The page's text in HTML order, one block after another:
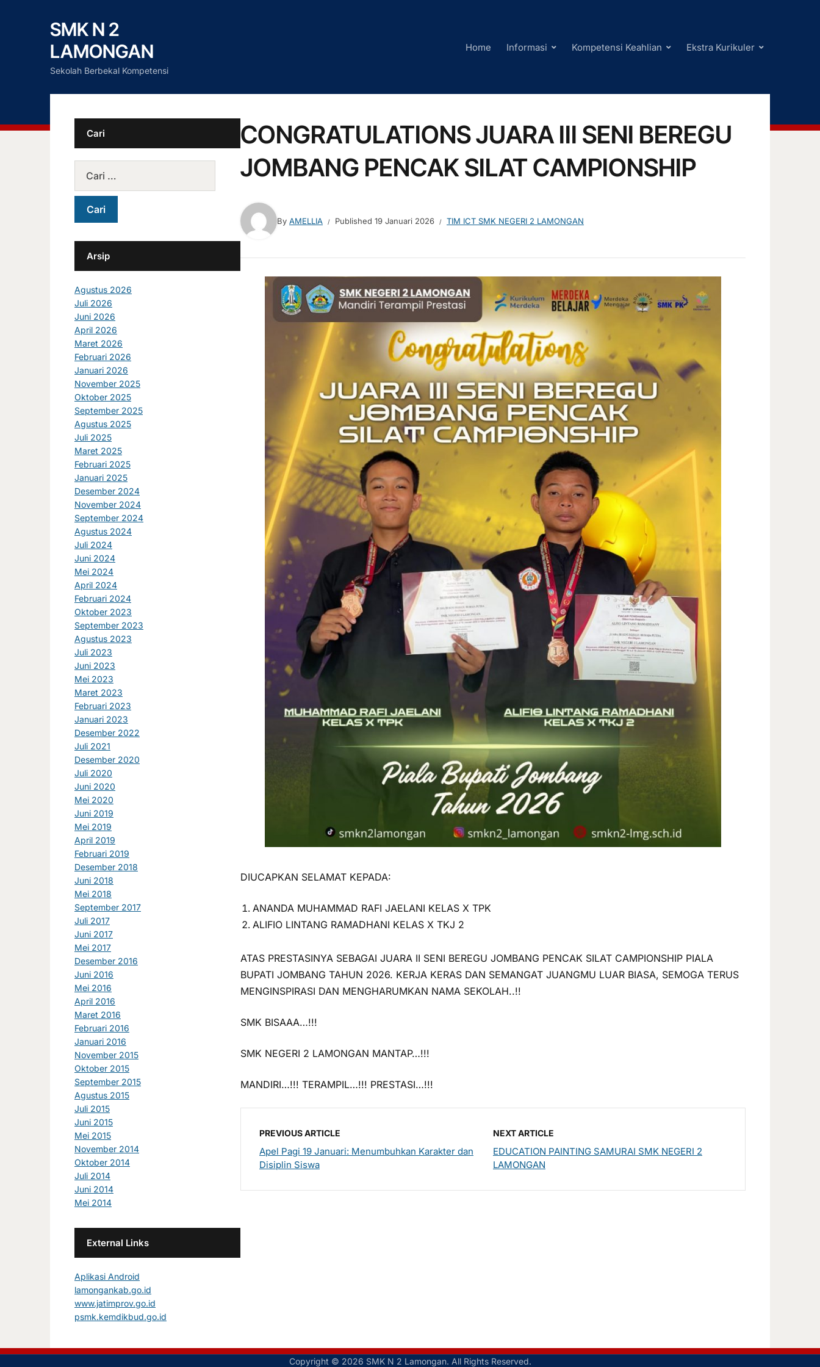
SMK N 2
LAMONGAN
Sekolah Berbekal Kompetensi
Home Informasi Kompetensi Keahlian Ekstra Kurikuler
CONGRATULATIONS JUARA III SENI BEREGU
JOMBANG PENCAK SILAT CAMPIONSHIP
By AMELLIA Published 19 Januari 2026 TIM ICT SMK NEGERI 2 LAMONGAN
DIUCAPKAN SELAMAT KEPADA:
ANANDA MUHAMMAD RAFI JAELANI KELAS X TPK
ALIFIO LINTANG RAMADHANI KELAS X TKJ 2
ATAS PRESTASINYA SEBAGAI JUARA II SENI BEREGU JOMBANG PENCAK SILAT CAMPIONSHIP PIALA
BUPATI JOMBANG TAHUN 2026. KERJA KERAS DAN SEMANGAT JUANGMU LUAR BIASA, SEMOGA TERUS
MENGINSPIRASI DAN MENGHARUMKAN NAMA SEKOLAH..!!
SMK BISAAA…!!!
SMK NEGERI 2 LAMONGAN MANTAP…!!!
MANDIRI…!!! TERAMPIL…!!! PRESTASI…!!!
PREVIOUS ARTICLE
Apel Pagi 19 Januari: Menumbuhkan Karakter dan
Disiplin Siswa
NEXT ARTICLE
EDUCATION PAINTING SAMURAI SMK NEGERI 2
LAMONGAN
Cari
Arsip
Agustus 2026
Juli 2026
Juni 2026
April 2026
Maret 2026
Februari 2026
Januari 2026
November 2025
Oktober 2025
September 2025
Agustus 2025
Juli 2025
Maret 2025
Februari 2025
Januari 2025
Desember 2024
November 2024
September 2024
Agustus 2024
Juli 2024
Juni 2024
Mei 2024
April 2024
Februari 2024
Oktober 2023
September 2023
Agustus 2023
Juli 2023
Juni 2023
Mei 2023
Maret 2023
Februari 2023
Januari 2023
Desember 2022
Juli 2021
Desember 2020
Juli 2020
Juni 2020
Mei 2020
Juni 2019
Mei 2019
April 2019
Februari 2019
Desember 2018
Juni 2018
Mei 2018
September 2017
Juli 2017
Juni 2017
Mei 2017
Desember 2016
Juni 2016
Mei 2016
April 2016
Maret 2016
Februari 2016
Januari 2016
November 2015
Oktober 2015
September 2015
Agustus 2015
Juli 2015
Juni 2015
Mei 2015
November 2014
Oktober 2014
Juli 2014
Juni 2014
Mei 2014
External Links
Aplikasi Android
lamongankab.go.id
www.jatimprov.go.id
psmk.kemdikbud.go.id
Copyright © 2026 SMK N 2 Lamongan. All Rights Reserved.